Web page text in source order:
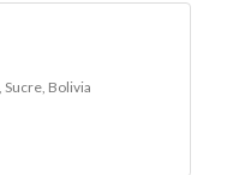
Sucre, Bolivia